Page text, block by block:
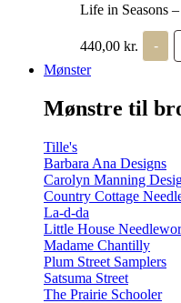
Life in Seasons
440,00 kr. -
Mønster
Mønstre til
Tille's
Barbara Ana Designs
Carolyn Manning
Country Cottage
La-d-da
Little House
Madame Chantilly
Plum Street Samplers
Satsuma Street
The Prairie Schooler